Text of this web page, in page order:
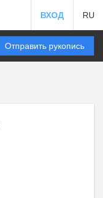
ВХОД RU
Отправить рукопись